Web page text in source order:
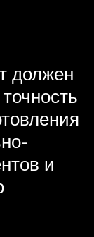
должен
и